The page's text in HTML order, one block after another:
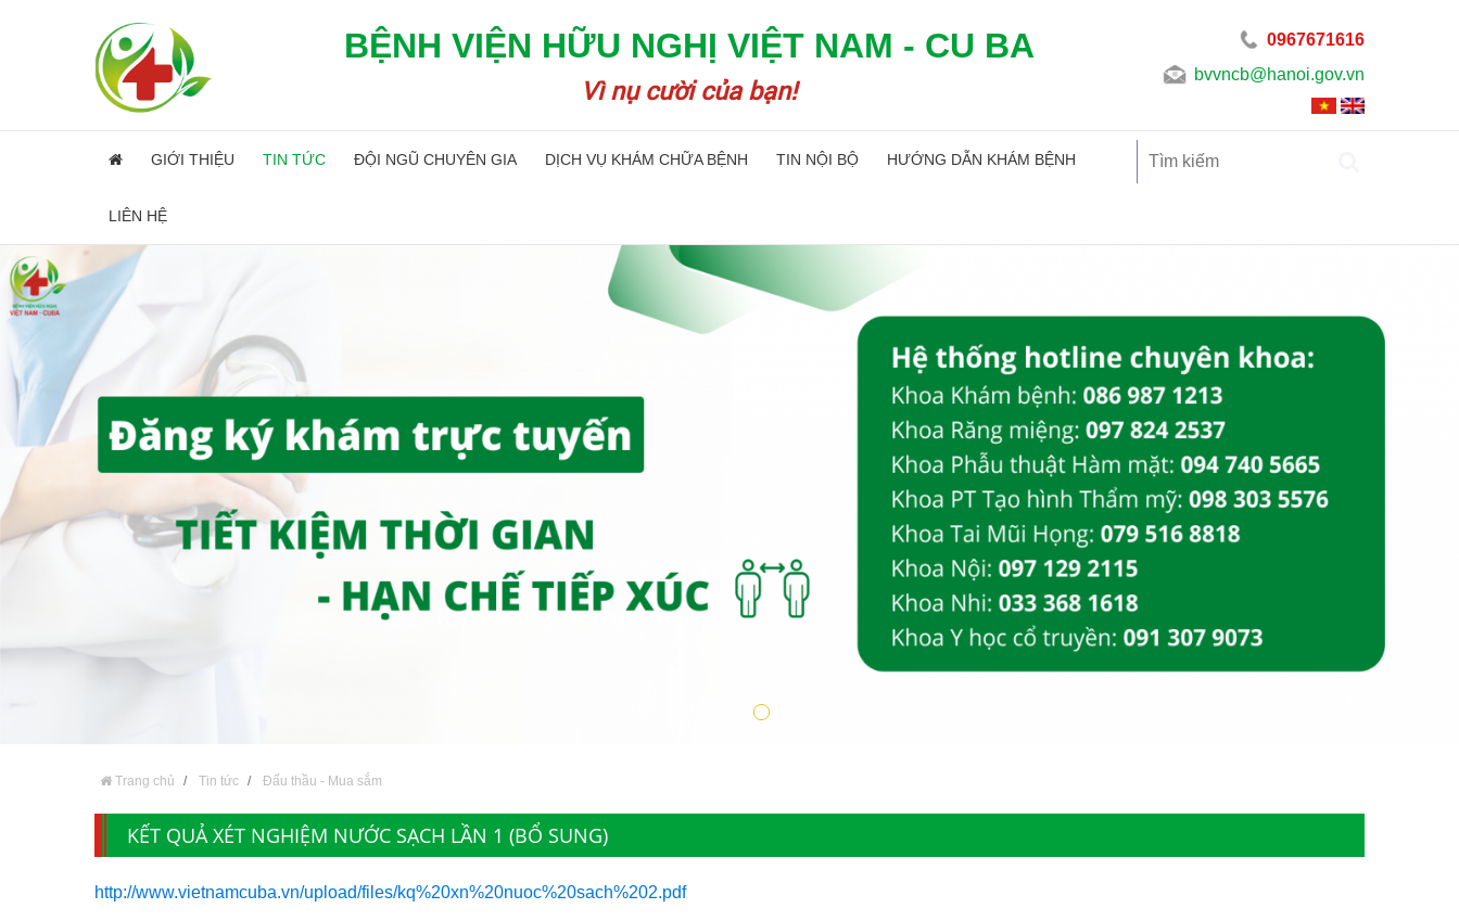
BỆNH VIỆN HỮU NGHỊ VIỆT NAM - CU BA
Vì nụ cười của bạn!
0967671616
bvvncb@hanoi.gov.vn
GIỚI THIỆU TIN TỨC ĐỘI NGŨ CHUYÊN GIA DỊCH VỤ KHÁM CHỮA BỆNH TIN NỘI BỘ HƯỚNG DẪN KHÁM BỆNH
LIÊN HỆ
Trang chủ Tin tức Đấu thầu - Mua sắm
KẾT QUẢ XÉT NGHIỆM NƯỚC SẠCH LẦN 1 (BỔ SUNG)
http://www.vietnamcuba.vn/upload/files/kq%20xn%20nuoc%20sach%202.pdf